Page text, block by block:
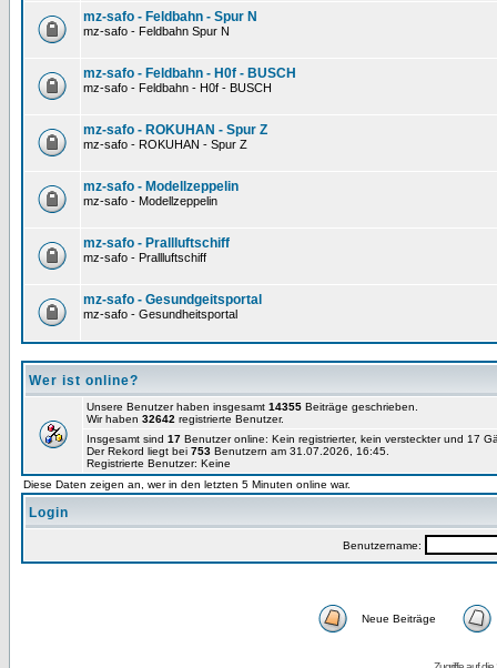
mz-safo - Feldbahn - Spur N
mz-safo - Feldbahn Spur N
mz-safo - Feldbahn - H0f - BUSCH
mz-safo - Feldbahn - H0f - BUSCH
mz-safo - ROKUHAN - Spur Z
mz-safo - ROKUHAN - Spur Z
mz-safo - Modellzeppelin
mz-safo - Modellzeppelin
mz-safo - Prallluftschiff
mz-safo - Prallluftschiff
mz-safo - Gesundgeitsportal
mz-safo - Gesundheitsportal
Wer ist online?
Unsere Benutzer haben insgesamt 14355 Beiträge geschrieben.
Wir haben 32642 registrierte Benutzer.
Insgesamt sind 17 Benutzer online: Kein registrierter, kein versteckter und 17
Der Rekord liegt bei 753 Benutzern am 31.07.2026, 16:45.
Registrierte Benutzer: Keine
Diese Daten zeigen an, wer in den letzten 5 Minuten online war.
Login
Benutzername:
Neue Beiträge